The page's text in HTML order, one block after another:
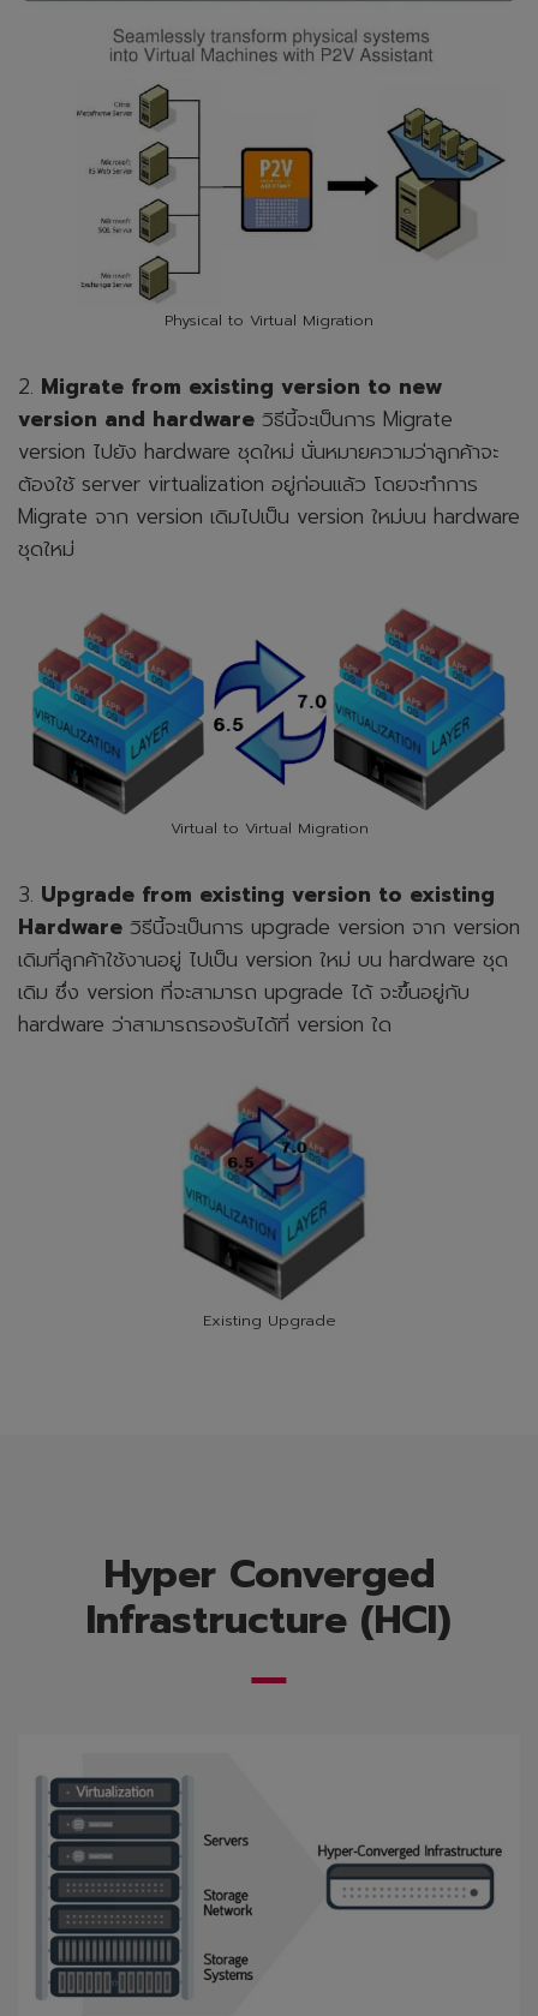
Physical to Virtual Migration
2. Migrate from existing version to new
version and hardware วิธีนี้จะเป็นการ Migrate
version ไปยัง hardware ชุดใหม่ นั่นหมายความว่าลูกค้าจะ
ต้องใช้ server virtualization อยู่ก่อนแล้ว โดยจะทำการ
Migrate จาก version เดิมไปเป็น version ใหม่บน hardware
ชุดใหม่
Virtual to Virtual Migration
3. Upgrade from existing version to existing
Hardware วิธีนี้จะเป็นการ upgrade version จาก version
เดิมที่ลูกค้าใช้งานอยู่ ไปเป็น version ใหม่ บน hardware ชุด
เดิม ซึ่ง version ที่จะสามารถ upgrade ได้ จะขึ้นอยู่กับ
hardware ว่าสามารถรองรับได้ที่ version ใด
Existing Upgrade
Hyper Converged
Infrastructure (HCI)